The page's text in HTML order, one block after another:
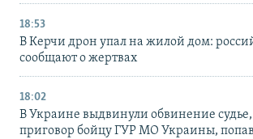
18:53
В Керчи дрон упал на жилой дом:
сообщают о жертвах
18:02
В Украине выдвинули обвинение
приговор бойцу ГУР МО Украины,